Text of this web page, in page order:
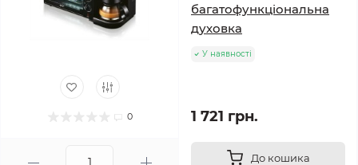
0
багатофункціональна
духовка
У наявності
1 721 грн.
До кошика